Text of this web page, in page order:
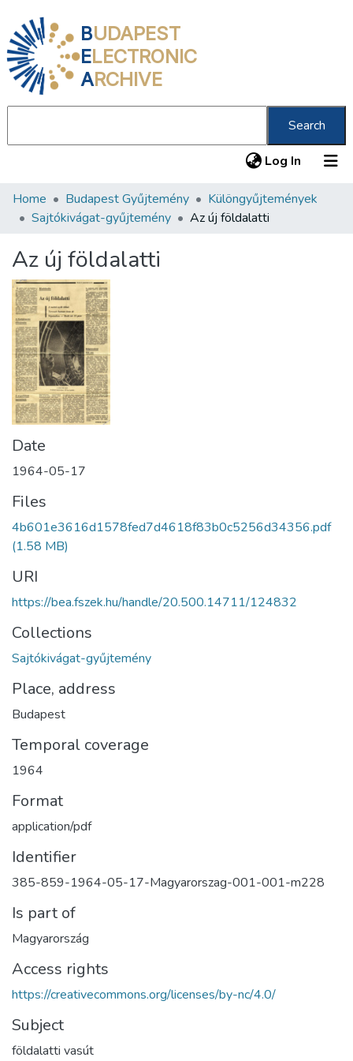
BUDAPEST
ELECTRONIC
ARCHIVE
Search
Log In (current)
Communities & Collections
Statistics
About us
Home Budapest Gyűjtemény
Különgyűjtemények
Sajtókivágat-gyűjtemény
Az új földalatti
Az új földalatti
Date
1964-05-17
Files
4b601e3616d1578fed7d4618f83b0c5256d34356.pdf
(1.58 MB)
URI
https://bea.fszek.hu/handle/20.500.14711/124832
Collections
Sajtókivágat-gyűjtemény
Place, address
Budapest
Temporal coverage
1964
Format
application/pdf
Identifier
385-859-1964-05-17-Magyarorszag-001-001-m228
Is part of
Magyarország
Access rights
https://creativecommons.org/licenses/by-nc/4.0/
Subject
földalatti vasút